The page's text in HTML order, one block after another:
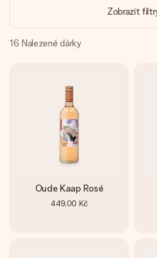
Přáníčko zdarma
zahřeje u srdce. Žádné zbytečné
lásky pro daný okamžik.
Zobrazit
16 Nalezené dárky
Oude Kaap Rosé
449,00 Kč